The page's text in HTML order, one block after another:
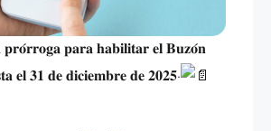
𝐩𝐚𝐫𝐚 𝐡𝐚𝐛𝐢𝐥𝐢𝐭𝐚𝐫 𝐞𝐥 𝐁𝐮𝐳𝐨́𝐧
𝐞𝐥 𝟑𝟏 𝐝𝐞 𝐝𝐢𝐜𝐢𝐞𝐦𝐛𝐫𝐞 𝐝𝐞 𝟐𝟎𝟐𝟓‧